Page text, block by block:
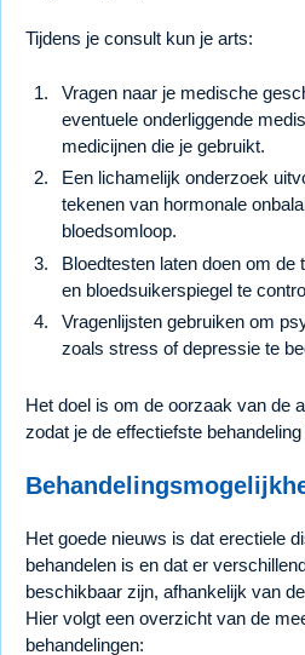
Tijdens je consult kun je arts:
Vragen naar je medische
eventuele onderliggende
medicijnen die je gebruikt.
Een lichamelijk onderzoek
tekenen van hormonale
bloedsomloop.
Bloedtesten laten doen om
en bloedsuikerspiegel te
Vragenlijsten gebruiken om
zoals stress of depressie te
Het doel is om de oorzaak van de
zodat je de effectiefste
Het goede nieuws is dat erectiele
behandelen is en dat er
beschikbaar zijn, afhankelijk van
Hier volgt een overzicht van de
behandelingen: